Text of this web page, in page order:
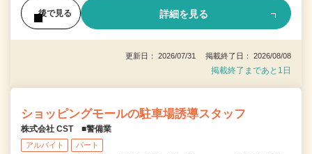
後で見る 詳細を見る
更新日： 2026/07/31 掲載終了日： 2026/08/08
掲載終了まであと1日
ショッピングモールの駐車場誘導スタッフ
株式会社 CST ■警備業
アルバイト パート